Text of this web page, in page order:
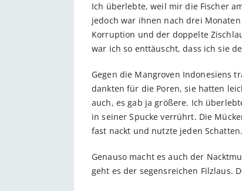
Ich überlebte, weil mir die Fischer
jedoch war ihnen nach drei
Korruption und der doppelte
war ich so enttäuscht, dass ich sie
Gegen die Mangroven Indonesiens
dankten für die Poren, sie hatten
auch, es gab ja größere. Ich
in seiner Spucke verrührt. Die
fast nackt und nutzte jeden Schatten.
Genauso macht es auch der
geht es der segensreichen Filzlaus.